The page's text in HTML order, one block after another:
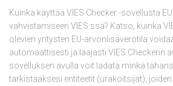
Kuinka käyttää VIES Checker -sovellusta
vahvistamiseen VIES:ssä? Katso, kuinka
olevien yritysten EU-arvonlisäverotila
automaattisesti ja laajasti VIES Checkerin
sovelluksen avulla voit ladata minkä
tarkistaaksesi entiteetit (urakoitsijat), joiden